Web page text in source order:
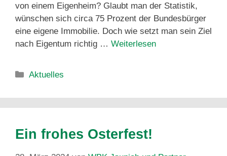
von einem Eigenheim? Glaubt man der Statistik,
wünschen sich circa 75 Prozent der Bundesbürger
eine eigene Immobilie. Doch wie setzt man sein Ziel
nach Eigentum richtig … Weiterlesen
Aktuelles
Ein frohes Osterfest!